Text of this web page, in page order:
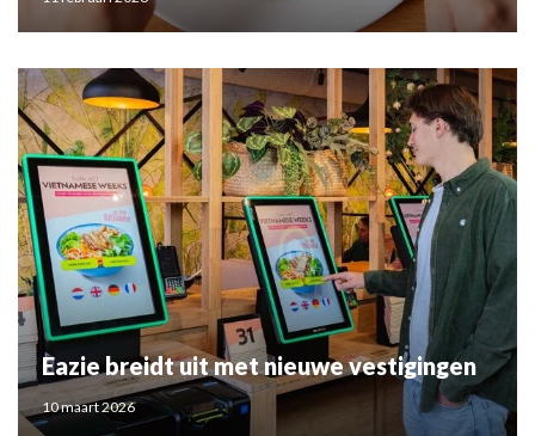
Eazie breidt uit met nieuwe vestigingen
10 maart 2026